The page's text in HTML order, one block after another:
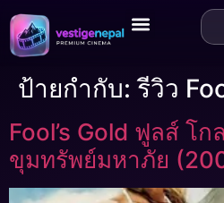
ป้ายกำกับ:รีวิว
Fool’s Gold ฟูลส์ โ
ขุมทรัพย์มหาภัย